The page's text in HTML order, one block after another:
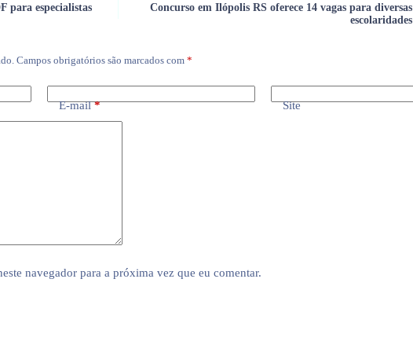
para especialistas
Concurso em Ilópolis RS oferece 14 vagas para diversas
escolaridades
Campos obrigatórios são marcados com *
E-mail* Site
navegador para a próxima vez que eu comentar.